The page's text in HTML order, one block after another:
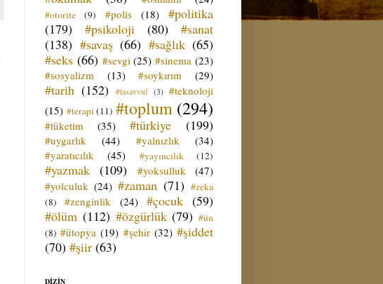
#otorite (9) #polis (18)
#politika
(179)
#psikoloji (80)
#sanat
(138) #savaş (66) #sağlık (65)
#seks (66) #sevgi (25) #sinema (23)
#sosyalizm
(13) #soykırım (29)
#tarih (152) #tasavvuf (3) #teknoloji
(15) #terapi (11) #toplum (294)
#tüketim (35) #türkiye (199)
#uygarlık (44) #yalnızlık
(34)
#yaratıcılık
(45) #yayıncılık (12)
#yazmak (109) #yoksulluk
(47)
#yolculuk (24) #zaman (71) #zeka
(8)
#zenginlik (24) #çocuk (59)
#ölüm (112) #özgürlük (79) #ün
(8) #ütopya (19) #şehir (32) #şiddet
(70) #şiir (63)
DİZİN